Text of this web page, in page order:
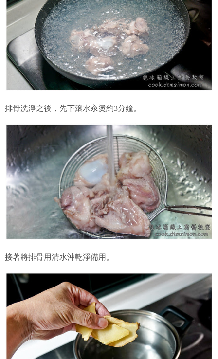
排骨洗淨之後，先下滾水汆燙約3分鐘。
接著將排骨用清水沖乾淨備用。